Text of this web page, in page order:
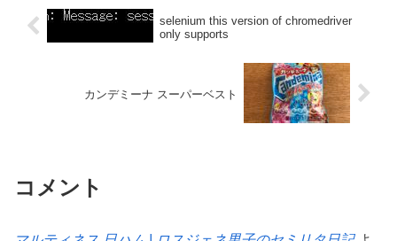
selenium this version of chromedriver
only supports
カンデミーナ スーパーベスト
コメント